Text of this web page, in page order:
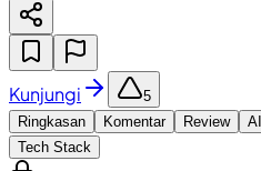
Kunjungi
5
Ringkasan
Komentar Review
Tech Stack